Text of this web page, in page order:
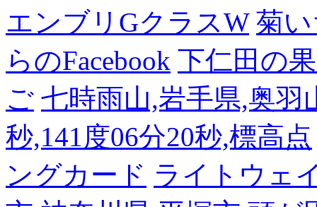
エンブリGクラスW 菊
らのFacebook 下仁田の
ご 七時雨山,岩手県,奥羽
秒,141度06分20秒,標高点
ングカード ライトウェ